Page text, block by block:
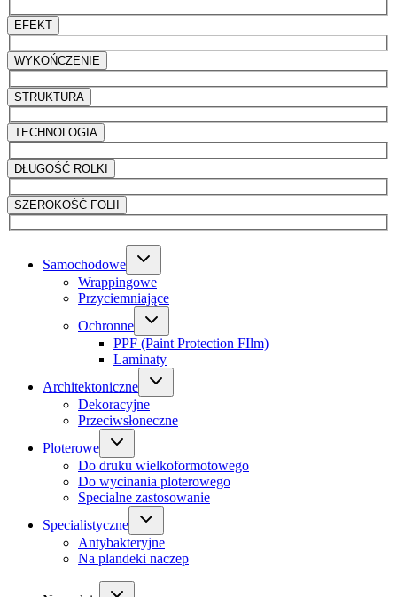
EFEKT
WYKOŃCZENIE
STRUKTURA
TECHNOLOGIA
DŁUGOŚĆ ROLKI
SZEROKOŚĆ FOLII
Samochodowe
Wrappingowe
Przyciemniające
Ochronne
PPF (Paint Protection FIlm)
Laminaty
Architektoniczne
Dekoracyjne
Przeciwsłoneczne
Ploterowe
Do druku wielkoformotowego
Do wycinania ploterowego
Specialne zastosowanie
Specialistyczne
Antybakteryjne
Na plandeki naczep